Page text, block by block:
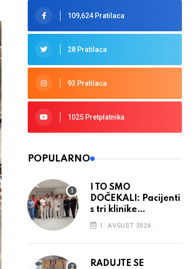
109,624 Pratilaca
28 Pratilaca
93 Pratilaca
1025 Pretplatnika
POPULARNO
I TO SMO
DOČEKALI: Pacijenti
s tri klinike
preseljeni u nove
prostore
1. AVGUST 2026.
RADUJTE SE